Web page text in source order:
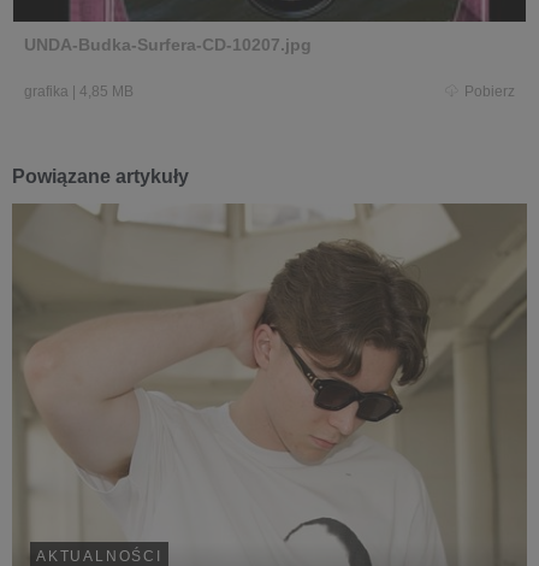
UNDA-Budka-Surfera-CD-10207.jpg
grafika 4,85 MB Pobierz
Powiązane artykuły
AKTUALNOŚCI